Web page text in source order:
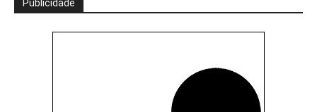
Publicidade